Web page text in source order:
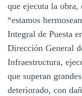
que ejecuta la
“estamos
Integral de Puesta
Dirección General
Infraestructura,
que superan
deteriorado, con